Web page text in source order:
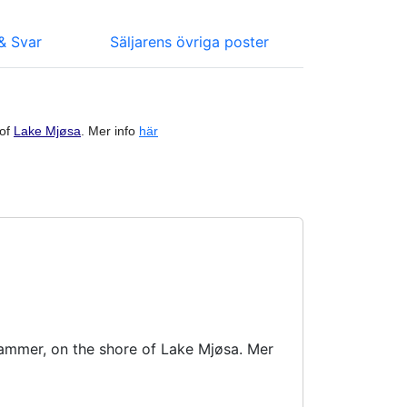
Svar Säljarens övriga poster
Lake Mjøsa . Mer info här
on the shore of Lake Mjøsa. Mer